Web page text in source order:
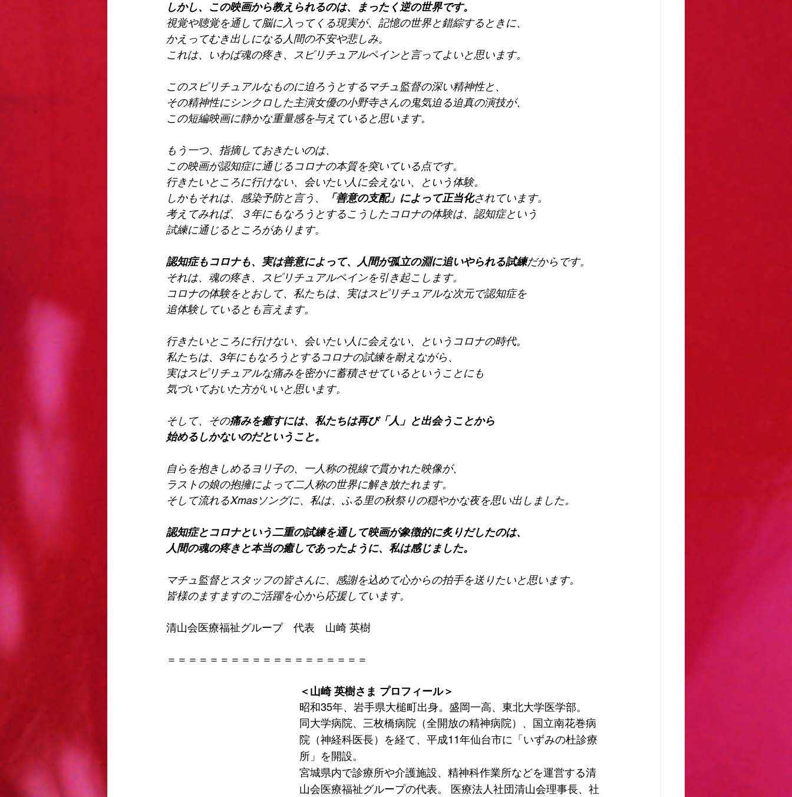
しかし、この映画から教えられるのは、まったく逆の世界です。
視覚や聴覚を通して脳に入ってくる現実が、記憶の世界と錯綜するときに、
かえってむき出しになる人間の不安や悲しみ。
これは、いわば魂の疼き、スピリチュアルペインと言ってよいと思います。
このスピリチュアルなものに迫ろうとするマチュ監督の深い精神性と、
その精神性にシンクロした主演女優の小野寺さんの鬼気迫る迫真の演技が、
この短編映画に静かな重量感を与えていると思います。
もう一つ、指摘しておきたいのは、
この映画が認知症に通じるコロナの本質を突いている点です。
行きたいところに行けない、会いたい人に会えない、という体験。
しかもそれは、感染予防と言う、
「善意の支配」によって正当化されています。
考えてみれば、３年にもなろうとするこうしたコロナの体験は、認知症という
試練に通じるところがあります。
認知症もコロナも、実は善意によって、人間が孤立の淵に追いやられる試練だからです。
それは、魂の疼き、スピリチュアルペインを引き起こします。
コロナの体験をとおして、私たちは、実はスピリチュアルな次元で認知症を
追体験しているとも言えます。
行きたいところに行けない、会いたい人に会えない、というコロナの時代。
私たちは、3年にもなろうとするコロナの試練を耐えながら、
実はスピリチュアルな痛みを密かに蓄積させているということにも
気づいておいた方がいいと思います。
そして、その痛みを癒すには、私たちは再び「人」と出会うことから
始めるしかないのだということ。
自らを抱きしめるヨリ子の、一人称の視線で貫かれた映像が、
ラストの娘の抱擁によって二人称の世界に解き放たれます。
そして流れるXmasソングに、私は、ふる里の秋祭りの穏やかな夜を思い出しました。
認知症とコロナという二重の試練を通して映画が象徴的に炙りだしたのは、
人間の魂の疼きと本当の癒しであったように、私は感じました。
マチュ監督とスタッフの皆さんに、感謝を込めて心からの拍手を送りたいと思います。
皆様のますますのご活躍を心から応援しています。
清山会医療福祉グループ　代表　山崎 英樹
＝＝＝＝＝＝＝＝＝＝＝＝＝＝＝＝＝＝＝
＜山崎 英樹さま プロフィール＞
昭和35年、岩手県大槌町出身。盛岡一高、東北大学医学部。
同大学病院、三枚橋病院（全開放の精神病院）、国立南花巻病
院（神経科医長）を経て、平成11年仙台市に「いずみの杜診療
所」を開設。
宮城県内で診療所や介護施設、精神科作業所などを運営する清
山会医療福祉グループの代表。 医療法人社団清山会理事長、社